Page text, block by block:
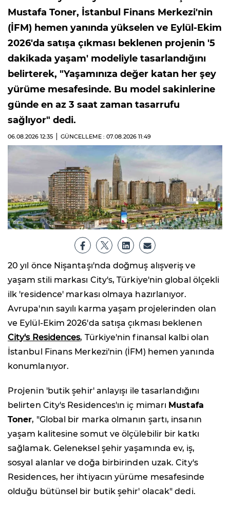
Mustafa Toner, İstanbul Finans Merkezi'nin
(İFM) hemen yanında yükselen ve Eylül-Ekim
2026'da satışa çıkması beklenen projenin '5
dakikada yaşam' modeliyle tasarlandığını
belirterek, "Yaşamınıza değer katan her şey
yürüme mesafesinde. Bu model sakinlerine
günde en az 3 saat zaman tasarrufu
sağlıyor" dedi.
06.08.2026 12:35 GÜNCELLEME : 07.08.2026 11:49
20 yıl önce Nişantaşı'nda doğmuş alışveriş ve
yaşam stili markası City's, Türkiye'nin global ölçekli
ilk 'residence' markası olmaya hazırlanıyor.
Avrupa'nın sayılı karma yaşam projelerinden olan
ve Eylül-Ekim 2026'da satışa çıkması beklenen
City's Residences, Türkiye'nin finansal kalbi olan
İstanbul Finans Merkezi'nin (İFM) hemen yanında
konumlanıyor.
Projenin 'butik şehir' anlayışı ile tasarlandığını
belirten City's Residences'ın iç mimarı Mustafa
Toner, "Global bir marka olmanın şartı, insanın
yaşam kalitesine somut ve ölçülebilir bir katkı
sağlamak. Geleneksel şehir yaşamında ev, iş,
sosyal alanlar ve doğa birbirinden uzak. City's
Residences, her ihtiyacın yürüme mesafesinde
olduğu bütünsel bir butik şehir' olacak" dedi.